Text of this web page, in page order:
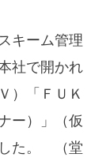
キーム管理
社で開かれ
）「ＦＵＫ
ー）」（仮
した。 （堂